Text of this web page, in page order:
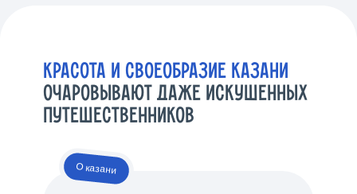
КРАСОТА И СВОЕОБРАЗИЕ КАЗАНИ
ОЧАРОВЫВАЮТ ДАЖЕ ИСКУШЕННЫХ
ПУТЕШЕСТВЕННИКОВ
О казани